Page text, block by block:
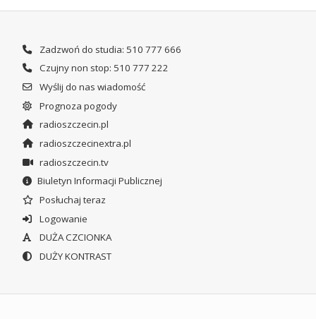
Zadzwoń do studia: 510 777 666
Czujny non stop: 510 777 222
Wyślij do nas wiadomość
Prognoza pogody
radioszczecin.pl
radioszczecinextra.pl
radioszczecin.tv
Biuletyn Informacji Publicznej
Posłuchaj teraz
Logowanie
DUŻA CZCIONKA
DUŻY KONTRAST